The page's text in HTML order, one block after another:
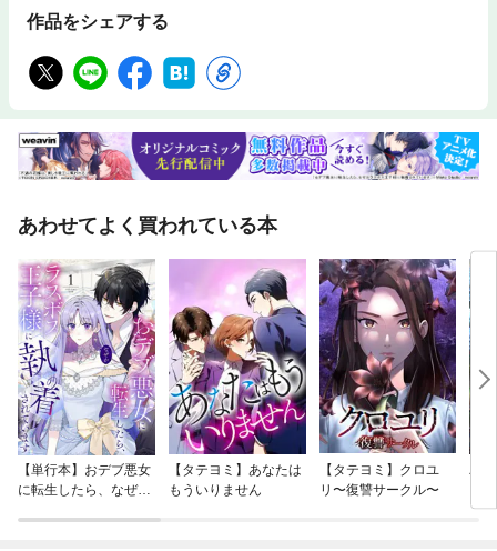
作品をシェアする
あわせてよく買われている本
【単行本】おデブ悪女
に転生したら、なぜか
【タテヨミ】あなたは
もういりません
【タテヨミ】クロユ
リ〜復讐サークル〜
バ
今